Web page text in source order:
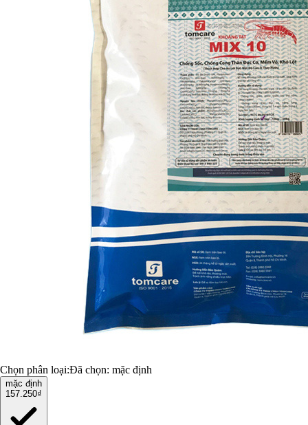
Chọn phân loại:Đã chọn: mặc định
mặc định
157.250₫